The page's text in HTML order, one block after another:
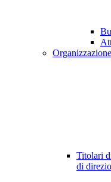
Organizzazione
Titolari
di